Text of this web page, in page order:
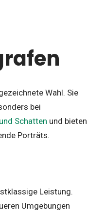
Wahl. Sie
bei
Schatten und bieten
Porträts.
Leistung.
Umgebungen